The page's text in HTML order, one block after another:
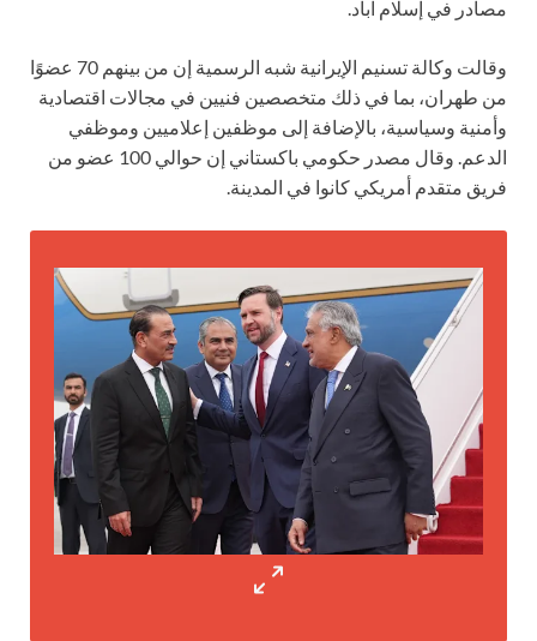
مصادر في إسلام آباد.
وقالت وكالة تسنيم الإيرانية شبه الرسمية إن من بينهم 70 عضوًا
من طهران، بما في ذلك متخصصين فنيين في مجالات اقتصادية
وأمنية وسياسية، بالإضافة إلى موظفين إعلاميين وموظفي
الدعم. وقال مصدر حكومي باكستاني إن حوالي 100 عضو من
فريق متقدم أمريكي كانوا في المدينة.